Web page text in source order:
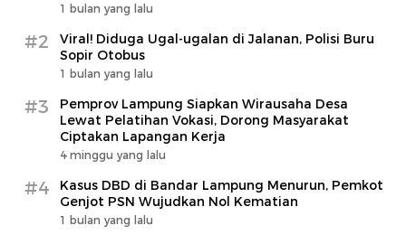
1 bulan yang lalu
#2
Viral! Diduga Ugal-ugalan di Jalanan, Polisi Buru
Sopir Otobus
1 bulan yang lalu
#3
Pemprov Lampung Siapkan Wirausaha Desa
Lewat Pelatihan Vokasi, Dorong Masyarakat
Ciptakan Lapangan Kerja
4 minggu yang lalu
#4
Kasus DBD di Bandar Lampung Menurun, Pemkot
Genjot PSN Wujudkan Nol Kematian
1 bulan yang lalu